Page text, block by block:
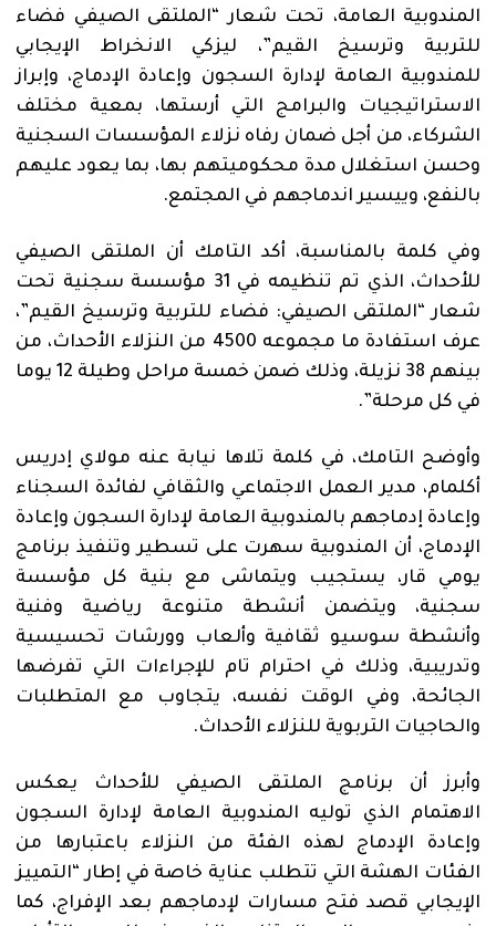
المندوبية العامة، تحت شعار “الملتقى الصيفي فضاء
للتربية وترسيخ القيم”، ليزكي الانخراط الإيجابي
للمندوبية العامة لإدارة السجون وإعادة الإدماج، وإبراز
الاستراتيجيات والبرامج التي أرستها، بمعية مختلف
الشركاء، من أجل ضمان رفاه نزلاء المؤسسات السجنية
وحسن استغلال مدة محكوميتهم بها، بما يعود عليهم
بالنفع، وييسير اندماجهم في المجتمع.
وفي كلمة بالمناسبة، أكد التامك أن الملتقى الصيفي
للأحداث، الذي تم تنظيمه في 31 مؤسسة سجنية تحت
شعار “الملتقى الصيفي: فضاء للتربية وترسيخ القيم”،
عرف استفادة ما مجموعه 4500 من النزلاء الأحداث، من
بينهم 38 نزيلة، وذلك ضمن خمسة مراحل وطيلة 12 يوما
في كل مرحلة”.
وأوضح التامك، في كلمة تلاها نيابة عنه مولاي إدريس
أكلمام، مدير العمل الاجتماعي والثقافي لفائدة السجناء
وإعادة إدماجهم بالمندوبية العامة لإدارة السجون وإعادة
الإدماج، أن المندوبية سهرت على تسطير وتنفيذ برنامج
يومي قار، يستجيب ويتماشى مع بنية كل مؤسسة
سجنية، ويتضمن أنشطة متنوعة رياضية وفنية
وأنشطة سوسيو ثقافية وألعاب وورشات تحسيسية
وتدريبية، وذلك في احترام تام للإجراءات التي تفرضها
الجائحة، وفي الوقت نفسه، يتجاوب مع المتطلبات
والحاجيات التربوية للنزلاء الأحداث.
وأبرز أن برنامج الملتقى الصيفي للأحداث يعكس
الاهتمام الذي توليه المندوبية العامة لإدارة السجون
وإعادة الإدماج لهذه الفئة من النزلاء باعتبارها من
الفئات الهشة التي تتطلب عناية خاصة في إطار “التمييز
الإيجابي قصد فتح مسارات لإدماجهم بعد الإفراج، كما